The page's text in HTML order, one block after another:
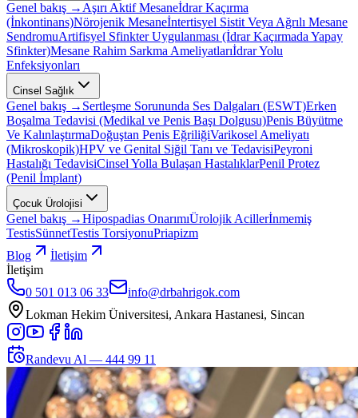
Genel bakış → Aşırı Aktif Mesaneİdrar Kaçırma
(İnkontinans)Nörojenik Mesaneİntertisyel Sistit Veya Ağrılı Mesane
SendromuArtifisyel Sfinkter Uygulanması (İdrar Kaçırmada Yapay
Sfinkter)Mesane Rahim Sarkma Ameliyatlarıİdrar Yolu
Enfeksiyonları
Cinsel Sağlık
Genel bakış → Sertleşme Sorununda Ses Dalgaları (ESWT)Erken
Boşalma Tedavisi (Medikal ve Penis Başı Dolgusu)Penis Büyütme
Ve KalınlaştırmaDoğuştan Penis EğriliğiVarikosel Ameliyatı
(Mikroskopik)HPV ve Genital Siğil Tanı ve TedavisiPeyroni
Hastalığı TedavisiCinsel Yolla Bulaşan HastalıklarPenil Protez
(Penil İmplant)
Çocuk Ürolojisi
Genel bakış →Hipospadias OnarımıÜrolojik Acillerİnmemiş
TestisSünnetTestis TorsiyonuPriapizm
Blog
İletişim
İletişim
0 501 013 06 33
info@drbahrigok.com
Lokman Hekim Üniversitesi, Ankara Hastanesi, Sincan
Randevu Al — 444 99 11